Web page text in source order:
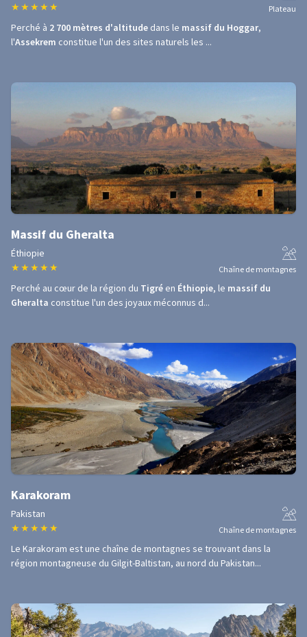
★ ★ ★ ★ ★ Plateau
Perché à 2 700 mètres d'altitude dans le massif du Hoggar,
l'Assekrem constitue l'un des sites naturels les ...
Massif du Gheralta
Éthiopie
★ ★ ★ ★ ★ Chaîne de montagnes
Perché au cœur de la région du Tigré en Éthiopie, le massif du
Gheralta constitue l'un des joyaux méconnus d...
Karakoram
Pakistan
★ ★ ★ ★ ★ Chaîne de montagnes
Le Karakoram est une chaîne de montagnes se trouvant dans la
région montagneuse du Gilgit-Baltistan, au nord du Pakistan...